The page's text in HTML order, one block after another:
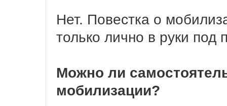
Нет. Повестка о
только лично в руки под
Можно ли
мобилизации?